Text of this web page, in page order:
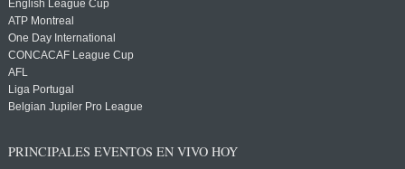
English League Cup
ATP Montreal
One Day International
CONCACAF League Cup
AFL
Liga Portugal
Belgian Jupiler Pro League
PRINCIPALES EVENTOS EN VIVO HOY